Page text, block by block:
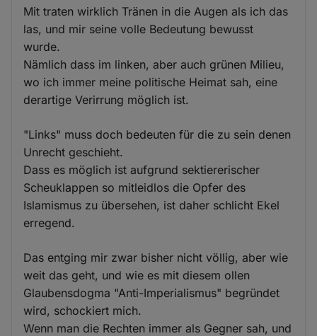
Mit traten wirklich Tränen in die Augen als ich das
las, und mir seine volle Bedeutung bewusst
wurde.
Nämlich dass im linken, aber auch grünen Milieu,
wo ich immer meine politische Heimat sah, eine
derartige Verirrung möglich ist.
"Links" muss doch bedeuten für die zu sein denen
Unrecht geschieht.
Dass es möglich ist aufgrund sektiererischer
Scheuklappen so mitleidlos die Opfer des
Islamismus zu übersehen, ist daher schlicht Ekel
erregend.
Das entging mir zwar bisher nicht völlig, aber wie
weit das geht, und wie es mit diesem ollen
Glaubensdogma "Anti-Imperialismus" begründet
wird, schockiert mich.
Wenn man die Rechten immer als Gegner sah, und